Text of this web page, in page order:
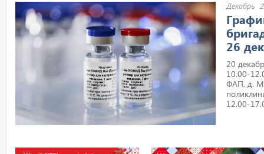
Декабрь
26
20
10.00-
ФАП, д.
12.00-